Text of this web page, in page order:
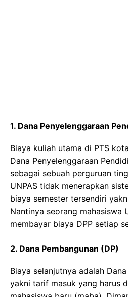
1. Dana Penyelenggaraan
Biaya kuliah utama di PTS
Dana Penyelenggaraan
sebagai sebuah perguruan
UNPAS tidak menerapkan
biaya semester tersendiri
Nantinya seorang mahasiswa
membayar biaya DPP setiap
2. Dana Pembangunan (DP)
Biaya selanjutnya adalah
yakni tarif masuk yang harus